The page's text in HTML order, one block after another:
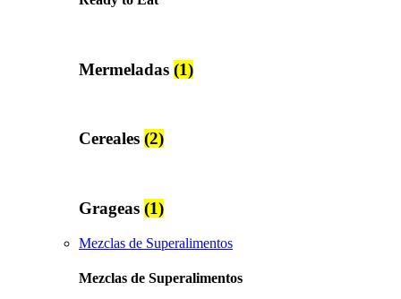
Mermeladas (1)
Cereales (2)
Grageas (1)
Mezclas de Superalimentos
Mezclas de Superalimentos